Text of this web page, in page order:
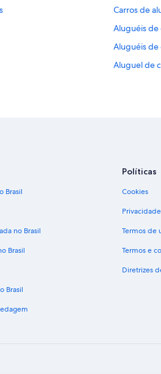
Carros de
Aluguéis de
Aluguéis de
Aluguel de
Brasil
no Brasil
Brasil
Brasil
Políticas
Cookies
Privacidade
Termos de
Termos e
Diretrizes